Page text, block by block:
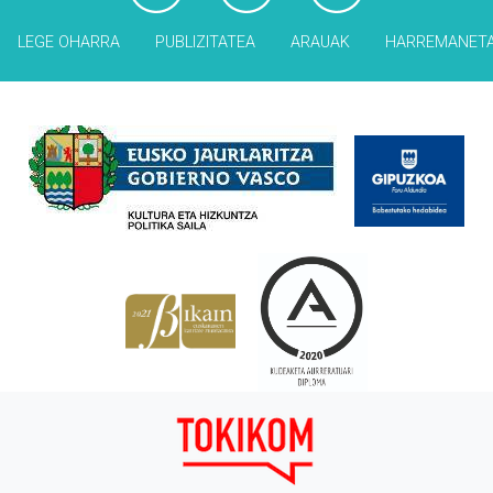
LEGE OHARRA PUBLIZITATEA ARAUAK